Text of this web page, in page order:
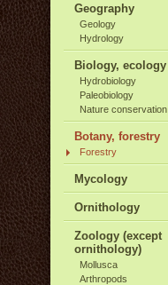
Geography
Geology
Hydrology
Biology, ecology
Hydrobiology
Paleobiology
Nature conservation
Botany, forestry
Forestry
Mycology
Ornithology
Zoology (except
ornithology)
Mollusca
Arthropods